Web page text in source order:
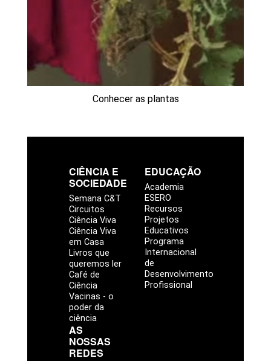
Conhecer as plantas
CIÊNCIA E
SOCIEDADE
Semana C&T
Circuitos
Ciência Viva
Ciência Viva
em Casa
Livros que
queremos ler
Café de
Ciência
Vacinas - o
poder da
ciência
EDUCAÇÃO
Academia
ESERO
Recursos
Projetos
Educativos
Programa
Internacional
de
Desenvolvimento
Profissional
AS
NOSSAS
REDES